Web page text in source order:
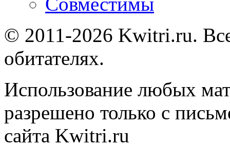
© 2011-2026 Kwitri.ru.
обитателях.
Использование любых
разрешено только с
сайта Kwitri.ru